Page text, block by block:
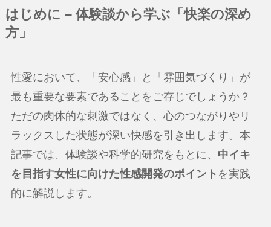
はじめに – 体験談から学ぶ「快楽の深め
方」
性愛において、「安心感」と「雰囲気づくり」が
最も重要な要素であることをご存じでしょうか？
ただの肉体的な刺激ではなく、心のつながりやリ
ラックスした状態が深い快感を引き出します。本
記事では、体験談や科学的研究をもとに、 中イキ
を目指す女性に向けた性感開発のポイント を実践
的に解説します。